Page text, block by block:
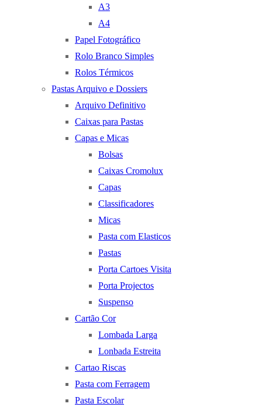
A3
A4
Papel Fotográfico
Rolo Branco Simples
Rolos Térmicos
Pastas Arquivo e Dossiers
Arquivo Definitivo
Caixas para Pastas
Capas e Micas
Bolsas
Caixas Cromolux
Capas
Classificadores
Micas
Pasta com Elasticos
Pastas
Porta Cartoes Visita
Porta Projectos
Suspenso
Cartão Cor
Lombada Larga
Lonbada Estreita
Cartao Riscas
Pasta com Ferragem
Pasta Escolar